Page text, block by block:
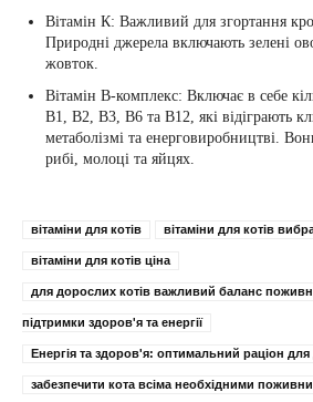
Вітамін К: Важливий для згортання
Природні джерела включають зелені
жовток.
Вітамін B-комплекс: Включає в себе
B1, B2, B3, B6 та B12, які відіграють
метаболізмі та енерговиробництві.
рибі, молоці та яйцях.
вітаміни для котів вітаміни для котів
вітаміни для котів ціна
для дорослих котів важливий баланс
підтримки здоров'я та енергії
Енергія та здоров'я: оптимальний раціон
забезпечити кота всіма необхідними